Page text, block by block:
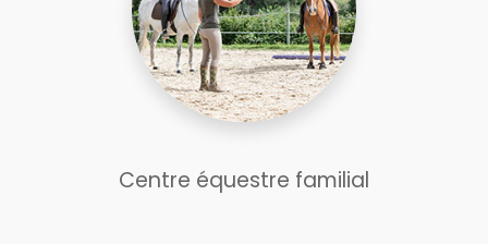
Centre équestre familial